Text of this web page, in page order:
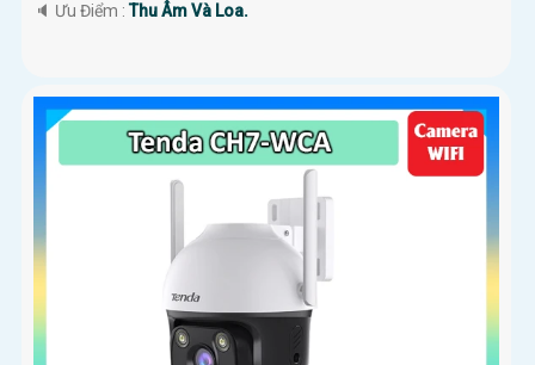
️🔈 Ưu Điểm :Thu Âm Và Loa.